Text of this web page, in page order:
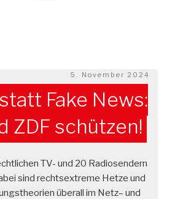
Veröffentlicht
am
5. November 2024
Fake News:
ZDF schützen!
TV- und 20 Radiosendern
sind rechtsextreme Hetze und
überall im Netz– und